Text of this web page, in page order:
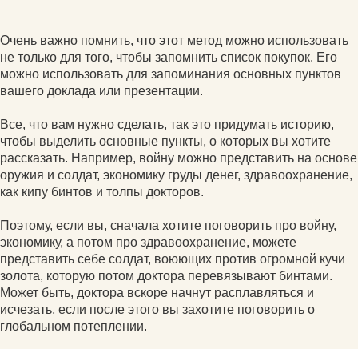
Очень важно помнить, что этот метод можно использовать
не только для того, чтобы запомнить список покупок. Его
можно использовать для запоминания основных пунктов
вашего доклада или презентации.
Все, что вам нужно сделать, так это придумать историю,
чтобы выделить основные пункты, о которых вы хотите
рассказать. Например, войну можно представить на основе
оружия и солдат, экономику груды денег, здравоохранение,
как кипу бинтов и толпы докторов.
Поэтому, если вы, сначала хотите поговорить про войну,
экономику, а потом про здравоохранение, можете
представить себе солдат, воюющих против огромной кучи
золота, которую потом доктора перевязывают бинтами.
Может быть, доктора вскоре начнут расплавляться и
исчезать, если после этого вы захотите поговорить о
глобальном потеплении.